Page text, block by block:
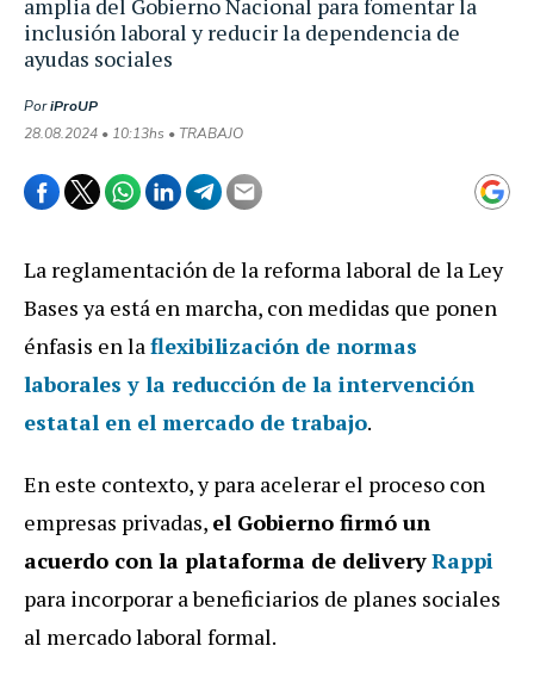
amplia del Gobierno Nacional para fomentar la
inclusión laboral y reducir la dependencia de
ayudas sociales
PoriProUP
28.08.2024 • 10:13hs • TRABAJO
La reglamentación de la reforma laboral de la Ley
Bases ya está en marcha, con medidas que ponen
énfasis en laflexibilización de normas
laborales y la reducción de la intervención
estatal en el mercado de trabajo.
En este contexto, y para acelerar el proceso con
empresas privadas, el Gobierno firmó un
acuerdo con la plataforma de deliveryRappi
para incorporar a beneficiarios de planes sociales
al mercado laboral formal.